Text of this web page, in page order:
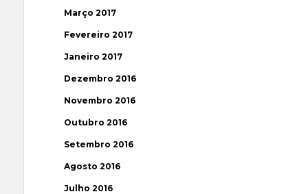
Março 2017
Fevereiro 2017
Janeiro 2017
Dezembro 2016
Novembro 2016
Outubro 2016
Setembro 2016
Agosto 2016
Julho 2016